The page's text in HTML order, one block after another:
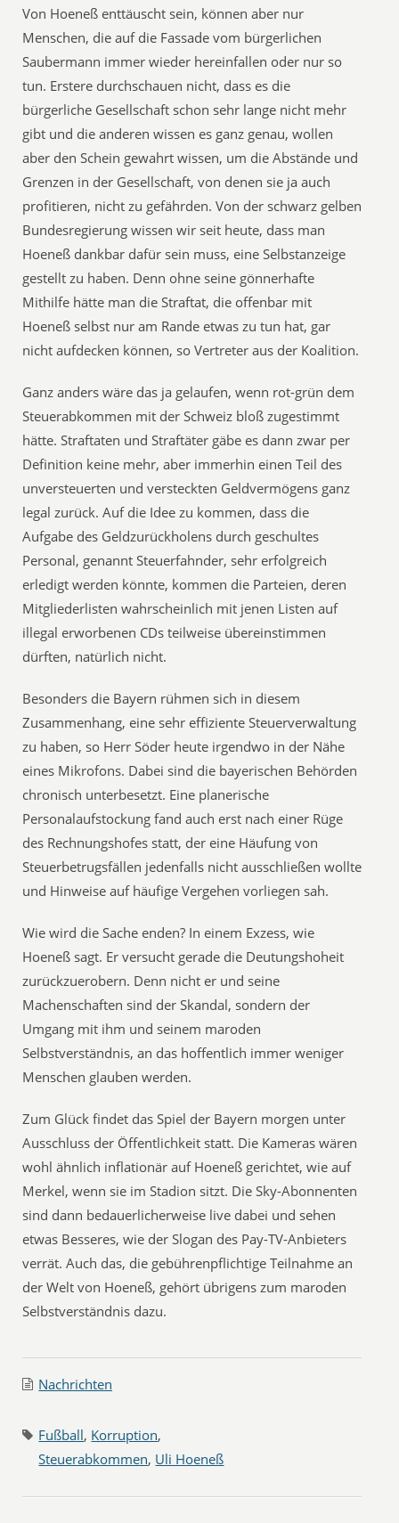
Von Hoeneß enttäuscht sein, können aber nur
Menschen, die auf die Fassade vom bürgerlichen
Saubermann immer wieder hereinfallen oder nur so
tun. Erstere durchschauen nicht, dass es die
bürgerliche Gesellschaft schon sehr lange nicht mehr
gibt und die anderen wissen es ganz genau, wollen
aber den Schein gewahrt wissen, um die Abstände und
Grenzen in der Gesellschaft, von denen sie ja auch
profitieren, nicht zu gefährden. Von der schwarz gelben
Bundesregierung wissen wir seit heute, dass man
Hoeneß dankbar dafür sein muss, eine Selbstanzeige
gestellt zu haben. Denn ohne seine gönnerhafte
Mithilfe hätte man die Straftat, die offenbar mit
Hoeneß selbst nur am Rande etwas zu tun hat, gar
nicht aufdecken können, so Vertreter aus der Koalition.
Ganz anders wäre das ja gelaufen, wenn rot-grün dem
Steuerabkommen mit der Schweiz bloß zugestimmt
hätte. Straftaten und Straftäter gäbe es dann zwar per
Definition keine mehr, aber immerhin einen Teil des
unversteuerten und versteckten Geldvermögens ganz
legal zurück. Auf die Idee zu kommen, dass die
Aufgabe des Geldzurückholens durch geschultes
Personal, genannt Steuerfahnder, sehr erfolgreich
erledigt werden könnte, kommen die Parteien, deren
Mitgliederlisten wahrscheinlich mit jenen Listen auf
illegal erworbenen CDs teilweise übereinstimmen
dürften, natürlich nicht.
Besonders die Bayern rühmen sich in diesem
Zusammenhang, eine sehr effiziente Steuerverwaltung
zu haben, so Herr Söder heute irgendwo in der Nähe
eines Mikrofons. Dabei sind die bayerischen Behörden
chronisch unterbesetzt. Eine planerische
Personalaufstockung fand auch erst nach einer Rüge
des Rechnungshofes statt, der eine Häufung von
Steuerbetrugsfällen jedenfalls nicht ausschließen wollte
und Hinweise auf häufige Vergehen vorliegen sah.
Wie wird die Sache enden? In einem Exzess, wie
Hoeneß sagt. Er versucht gerade die Deutungshoheit
zurückzuerobern. Denn nicht er und seine
Machenschaften sind der Skandal, sondern der
Umgang mit ihm und seinem maroden
Selbstverständnis, an das hoffentlich immer weniger
Menschen glauben werden.
Zum Glück findet das Spiel der Bayern morgen unter
Ausschluss der Öffentlichkeit statt. Die Kameras wären
wohl ähnlich inflationär auf Hoeneß gerichtet, wie auf
Merkel, wenn sie im Stadion sitzt. Die Sky-Abonnenten
sind dann bedauerlicherweise live dabei und sehen
etwas Besseres, wie der Slogan des Pay-TV-Anbieters
verrät. Auch das, die gebührenpflichtige Teilnahme an
der Welt von Hoeneß, gehört übrigens zum maroden
Selbstverständnis dazu.
Nachrichten
Fußball, Korruption,
Steuerabkommen, Uli Hoeneß